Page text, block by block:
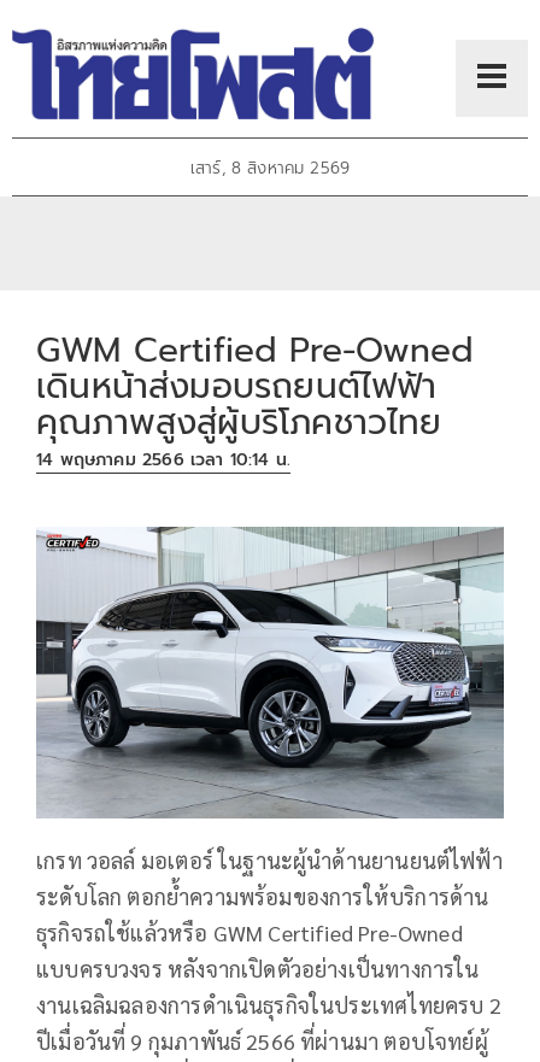
เสาร์, 8 สิงหาคม 2569
GWM Certified Pre-Owned
เดินหน้าส่งมอบรถยนต์ไฟฟ้า
คุณภาพสูงสู่ผู้บริโภคชาวไทย
14 พฤษภาคม 2566 เวลา 10:14 น.
เกรท วอลล์ มอเตอร์ ในฐานะผู้นำด้านยานยนต์ไฟฟ้า
ระดับโลก ตอกย้ำความพร้อมของการให้บริการด้าน
ธุรกิจรถใช้แล้วหรือ GWM Certified Pre-Owned
แบบครบวงจร หลังจากเปิดตัวอย่างเป็นทางการใน
งานเฉลิมฉลองการดำเนินธุรกิจในประเทศไทยครบ 2
ปีเมื่อวันที่ 9 กุมภาพันธ์ 2566 ที่ผ่านมา ตอบโจทย์ผู้